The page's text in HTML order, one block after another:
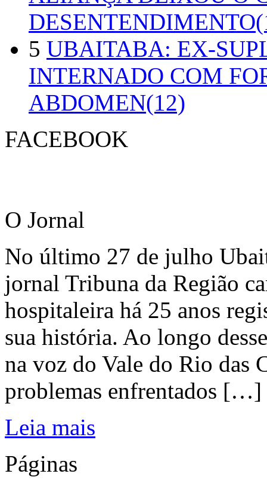
5 UBAITABA: EX-
INTERNADO COM
ABDOMEN(12)
FACEBOOK
O Jornal
No último 27 de julho
jornal Tribuna da Região
hospitaleira há 25 anos
sua história. Ao longo
na voz do Vale do Rio das
problemas enfrentados […]
Leia mais
Páginas